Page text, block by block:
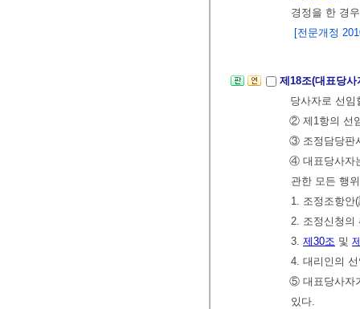
경정을 한 경
[전문개정
제18조(대표당
당사자로 선임
② 제1항의 선
③ 조정담당판
④ 대표당사자
관한 모든 행
1. 조정조항안
2. 조정신청의
3. 제30조 및
4. 대리인의
⑤ 대표당사자
있다.